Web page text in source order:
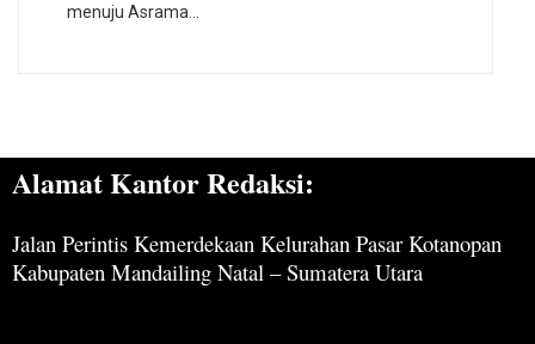
menuju Asrama…
Alamat Kantor Redaksi:
Jalan Perintis Kemerdekaan Kelurahan Pasar Kotanopan
Kabupaten Mandailing Natal – Sumatera Utara